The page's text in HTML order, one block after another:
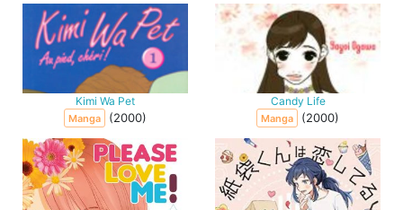
Kimi Wa Pet
Manga (2000)
Candy Life
Manga (2000)